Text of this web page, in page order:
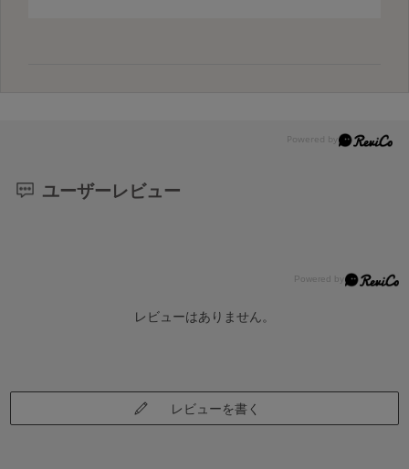
ユーザーレビュー
レビューはありません。
レビューを書く